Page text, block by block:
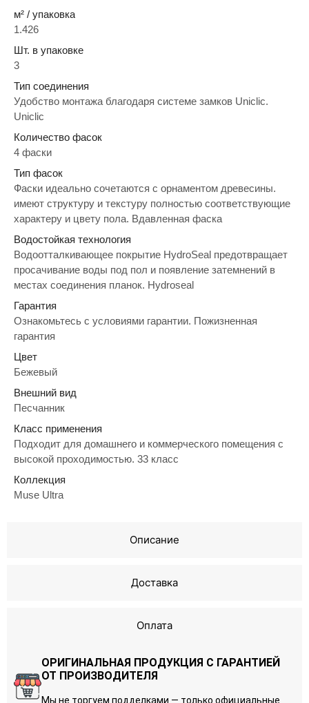
Описание
Доставка
Оплата
м² / упаковка
1.426
Шт. в упаковке
3
Тип соединения
Удобство монтажа благодаря системе замков Uniclic.
Uniclic
Количество фасок
4 фаски
Тип фасок
Фаски идеально сочетаются с орнаментом древесины.
имеют структуру и текстуру полностью соответствующие
характеру и цвету пола. Вдавленная фаска
Водостойкая технология
Водоотталкивающее покрытие HydroSeal предотвращает
просачивание воды под пол и появление затемнений в
местах соединения планок. Hydroseal
Гарантия
Ознакомьтесь с условиями гарантии. Пожизненная
гарантия
Цвет
Бежевый
Внешний вид
Песчанник
Класс применения
Подходит для домашнего и коммерческого помещения с
высокой проходимостью. 33 класс
Коллекция
Muse Ultra
ОРИГИНАЛЬНАЯ ПРОДУКЦИЯ С ГАРАНТИЕЙ
ОТ ПРОИЗВОДИТЕЛЯ
Мы не торгуем подделками — только официальные